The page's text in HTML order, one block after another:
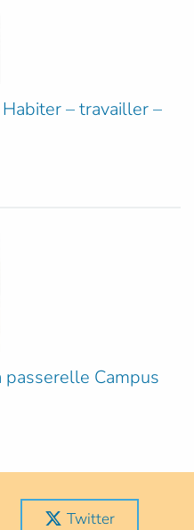
– travailler –
Campus
Twitter